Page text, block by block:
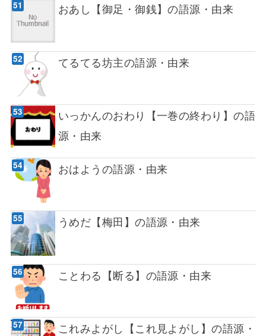
おあし【御足・御銭】の語源・由来
てるてる坊主の語源・由来
いっかんのおわり【一巻の終わり】の語
源・由来
おはようの語源・由来
うめだ【梅田】の語源・由来
ことわる【断る】の語源・由来
これみよがし【これ見よがし】の語源・